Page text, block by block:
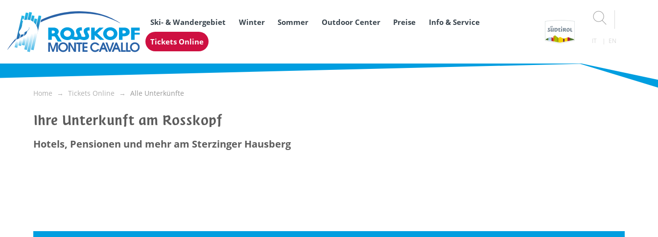
Ski- & Wandergebiet Winter Sommer Outdoor Center Preise
Info & Service
Tickets Online
IT EN
Home Tickets Online Alle Unterkünfte
Ihre Unterkunft am Rosskopf
Hotels, Pensionen und mehr am Sterzinger Hausberg